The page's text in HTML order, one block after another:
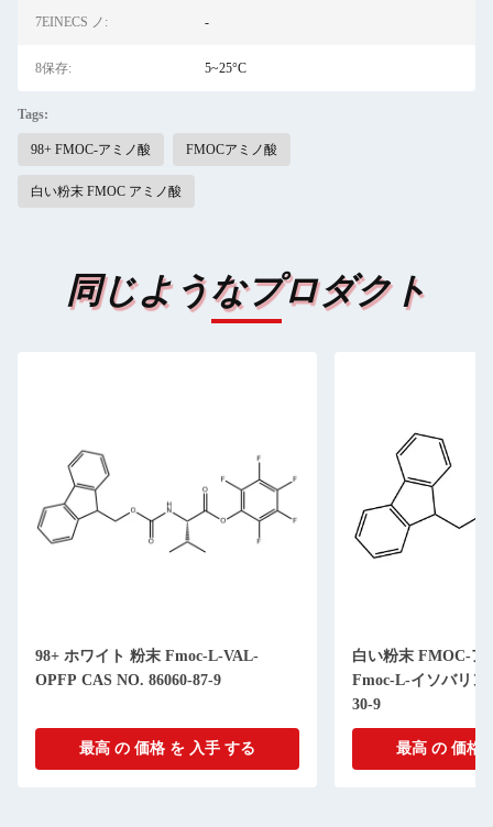
7EINECS ノ: -
8保存: 5~25°C
Tags:
98+ FMOC-アミノ酸 FMOCアミノ酸
白い粉末 FMOC アミノ酸
同じようなプロダクト
98+ ホワイト 粉末 Fmoc-L-VAL-
OPFP CAS NO. 86060-87-9
最高 の 価格 を 入手 する
白い粉末 FMOC-ア
Fmoc-L-イソバリン
30-9
最高 の 価格